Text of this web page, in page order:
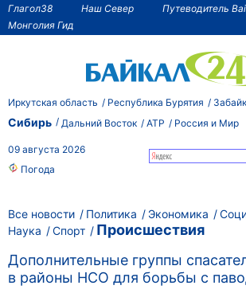
Глагол38 Наш Север
Путеводитель
Монголия Гид
Иркутская область Республика Бурятия
Сибирь Дальний Восток АТР Россия и Мир
09 августа 2026
Погода
Все новости Политика Экономика
Наука
Спорт
Происшествия
Дополнительные группы
в районы НСО для борьбы с